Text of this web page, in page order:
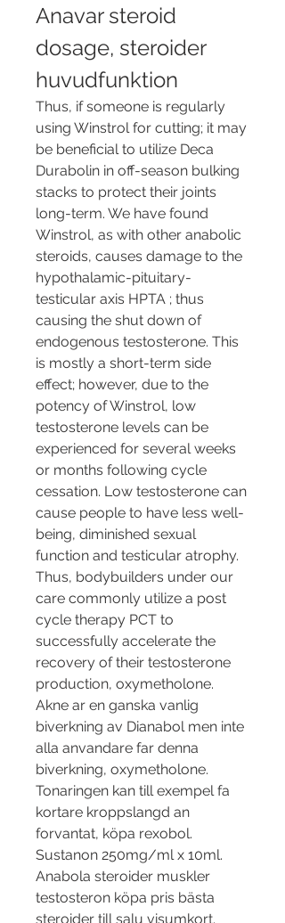
Anavar steroid
dosage, steroider
huvudfunktion
Thus, if someone is regularly
using Winstrol for cutting; it may
be beneficial to utilize Deca
Durabolin in off-season bulking
stacks to protect their joints
long-term. We have found
Winstrol, as with other anabolic
steroids, causes damage to the
hypothalamic-pituitary-
testicular axis HPTA ; thus
causing the shut down of
endogenous testosterone. This
is mostly a short-term side
effect; however, due to the
potency of Winstrol, low
testosterone levels can be
experienced for several weeks
or months following cycle
cessation. Low testosterone can
cause people to have less well-
being, diminished sexual
function and testicular atrophy.
Thus, bodybuilders under our
care commonly utilize a post
cycle therapy PCT to
successfully accelerate the
recovery of their testosterone
production, oxymetholone.
Akne ar en ganska vanlig
biverkning av Dianabol men inte
alla anvandare far denna
biverkning, oxymetholone.
Tonaringen kan till exempel fa
kortare kroppslangd an
forvantat, köpa rexobol.
Sustanon 250mg/ml x 10ml.
Anabola steroider muskler
testosteron köpa pris bästa
steroider till salu visumkort.